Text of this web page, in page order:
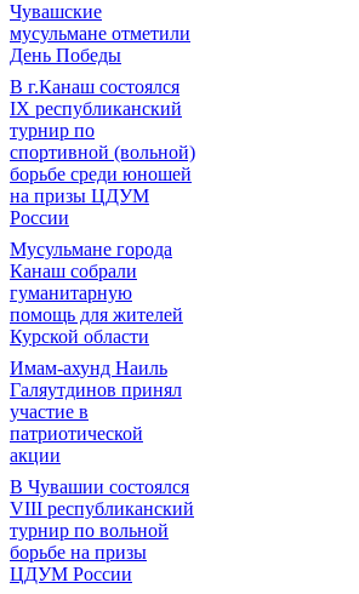
Чувашские
мусульмане отметили
День Победы
В г.Канаш состоялся
IX республиканский
турнир по
спортивной (вольной)
борьбе среди юношей
на призы ЦДУМ
России
Мусульмане города
Канаш собрали
гуманитарную
помощь для жителей
Курской области
Имам-ахунд Наиль
Галяутдинов принял
участие в
патриотической
акции
В Чувашии состоялся
VIII республиканский
турнир по вольной
борьбе на призы
ЦДУМ России